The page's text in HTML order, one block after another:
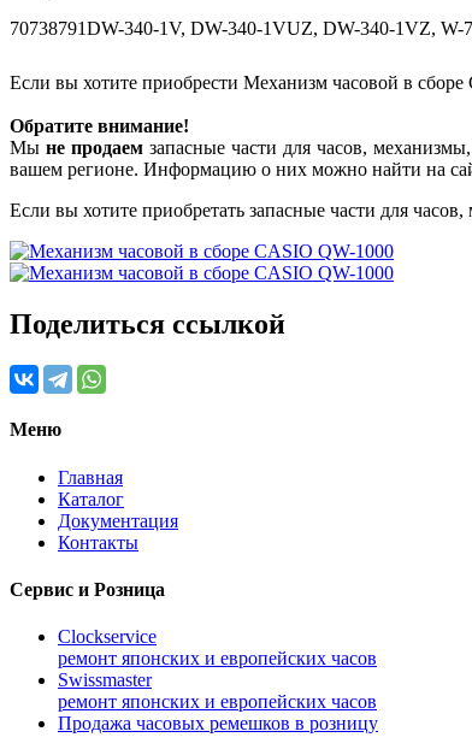
70738791DW-340-1V, DW-340-1VUZ, DW-340-1VZ,
Если вы хотите приобрести Механизм часовой в
Обратите внимание!
Мы не продаемзапасные части для часов,
вашем регионе. Информацию о них можно найти на
Если вы хотите приобретать запасные части для
Поделиться ссылкой
Меню
Главная
Каталог
Документация
Контакты
Сервис и Розница
Clockservice
ремонт японских и европейских часов
Swissmaster
ремонт японских и европейских часов
Продажа часовых ремешков в розницу